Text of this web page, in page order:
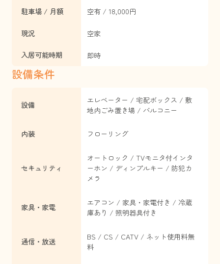
駐車場 / 月額 空有 / 18,000円
現況 空家
入居可能時期 即時
設備条件
設備
エレベーター / 宅配ボックス / 敷
地内ごみ置き場 / バルコニー
内装 フローリング
セキュリティ
オートロック / TVモニタ付インタ
ーホン / ディンプルキー / 防犯カ
メラ
家具・家電
エアコン / 家具・家電付き / 冷蔵
庫あり / 照明器具付き
通信・放送
BS / CS / CATV / ネット使用料無
料